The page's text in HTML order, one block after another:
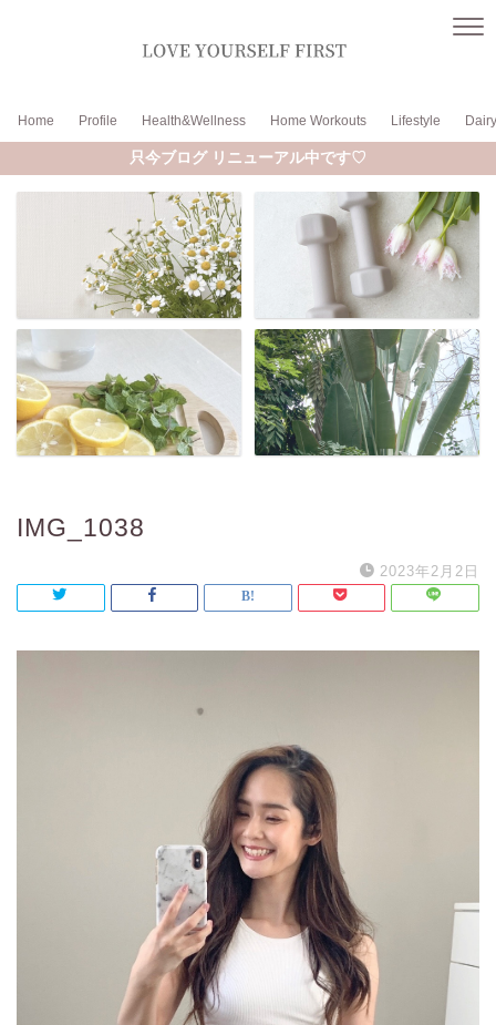
Home Profile Health&Wellness Home Workouts Lifestyle Dairy
只今ブログ リニューアル中です♡
IMG_1038
2023年2月2日